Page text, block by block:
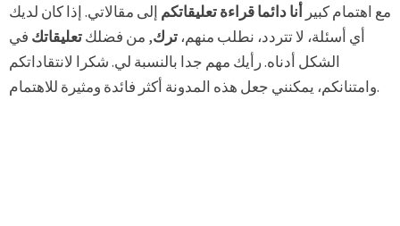
مع اهتمام كبير أنا دائما قراءة تعليقاتكم إلى مقالاتي. إذا كان لديك
أي أسئلة، لا تتردد، نطلب منهم،ترك, من فضلكتعليقاتك في
الشكل أدناه. رأيك مهم جدا بالنسبة لي. شكرا لانتقاداتكم
وامتنانكم، يمكنني جعل هذه المدونة أكثر فائدة ومثيرة للاهتمام.